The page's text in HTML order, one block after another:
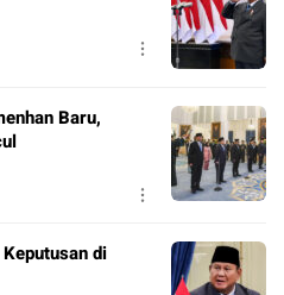
Baru,
di